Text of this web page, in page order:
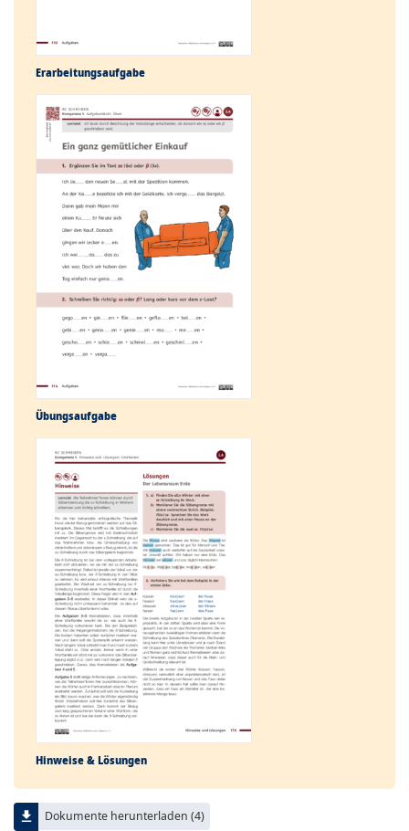
Erarbeitungs­aufgabe
Übungs­aufgabe
Hinweise & Lösungen
file_download Dokumente herunterladen (4)